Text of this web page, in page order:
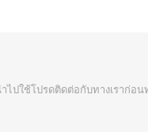
ำไปใช้โปรดติดต่อกับทางเรา